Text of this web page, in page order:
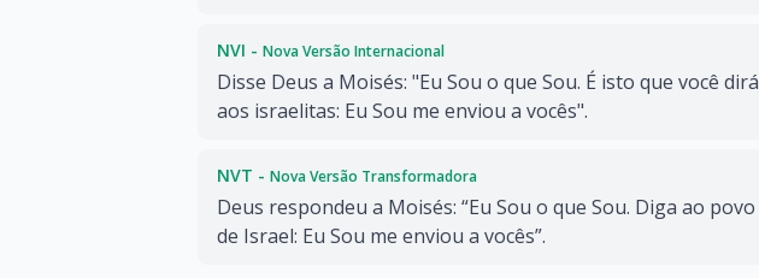
NVI - Nova Versão Internacional
Disse Deus a Moisés: "Eu Sou o que Sou. É isto que você dirá
aos israelitas: Eu Sou me enviou a vocês".
NVT - Nova Versão Transformadora
Deus respondeu a Moisés: “Eu Sou o que Sou. Diga ao povo
de Israel: Eu Sou me enviou a vocês”.